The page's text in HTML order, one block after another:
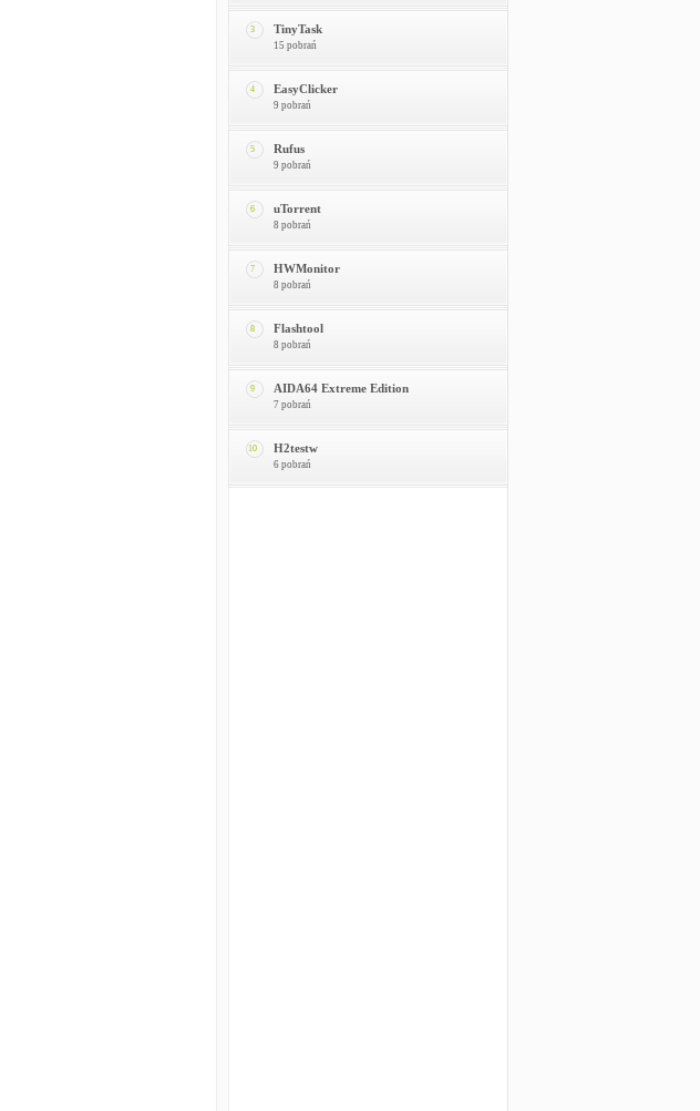
3 TinyTask
15 pobrań
4 EasyClicker
9 pobrań
5 Rufus
9 pobrań
6 uTorrent
8 pobrań
7 HWMonitor
8 pobrań
8 Flashtool
8 pobrań
9 AIDA64 Extreme Edition
7 pobrań
10 H2testw
6 pobrań